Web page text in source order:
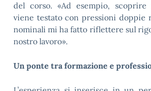
del corso. «Ad esempio,
viene testato con pressioni doppie
nominali mi ha fatto riflettere sul
nostro lavoro».
Un ponte tra formazione e